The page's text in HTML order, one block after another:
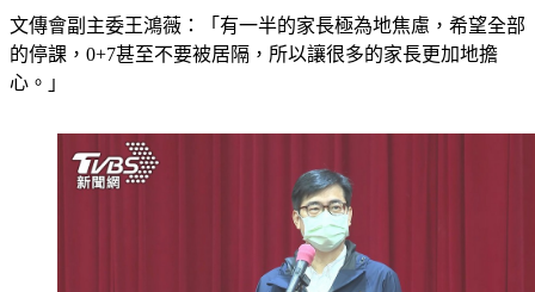
文傳會副主委王鴻薇：「有一半的家長極為地焦慮，希望全部
的停課，0+7甚至不要被居隔，所以讓很多的家長更加地擔
心。」